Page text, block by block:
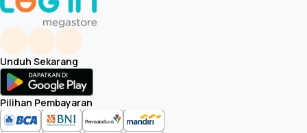
Unduh Sekarang
Pilihan Pembayaran